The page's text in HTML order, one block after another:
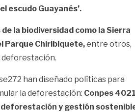
escudo Guayanés’.
la biodiversidad como la Sierra
Parque Chiribiquete,entre otros,
deforestación.
han diseñado políticas para
la deforestación: Conpes
y gestión